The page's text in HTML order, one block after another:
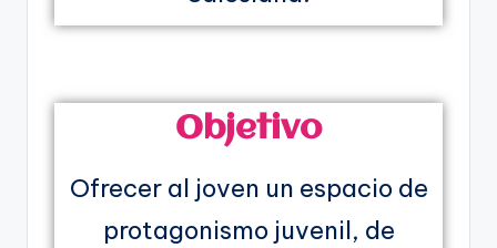
Objetivo
Ofrecer al joven un espacio de
protagonismo juvenil, de